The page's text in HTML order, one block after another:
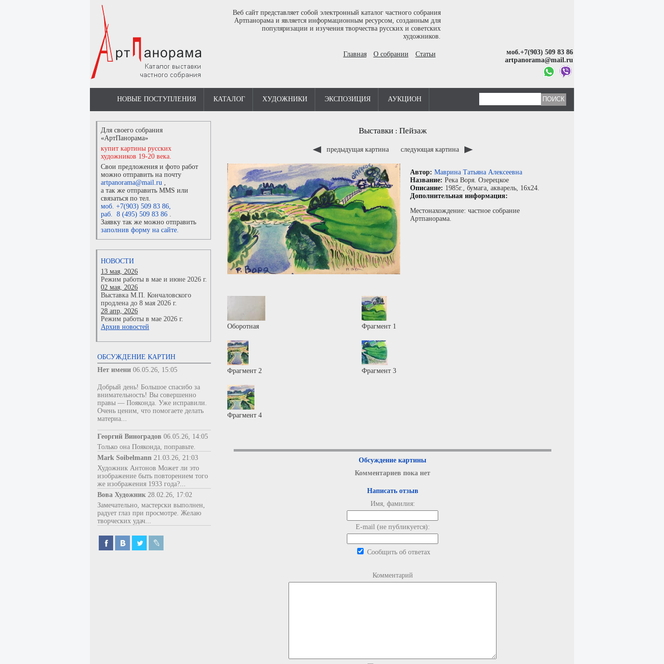
Веб сайт представляет собой электронный каталог частного собрания
Артпанорама и является информационным ресурсом, созданным для
популяризации и изучения творчества русских и советских
художников.
Главная О собрании Статьи
моб.+7(903) 509 83 86
artpanorama@mail.ru
НОВЫЕ ПОСТУПЛЕНИЯ КАТАЛОГ ХУДОЖНИКИ ЭКСПОЗИЦИЯ АУКЦИОН
Для своего собрания
«АртПанорама»
купит картины русских
художников 19-20 века.
Свои предложения и фото работ
можно отправить на почту
artpanorama@mail.ru ,
а так же отправить MMS или
связаться по тел.
моб. +7(903) 509 83 86,
раб. 8 (495) 509 83 86 .
Заявку так же можно отправить
заполнив форму на сайте.
НОВОСТИ
13 мая, 2026
Режим работы в мае и июне 2026 г.
02 мая, 2026
Выставка М.П. Кончаловского
продлена до 8 мая 2026 г.
28 апр, 2026
Режим работы в мае 2026 г.
Архив новостей
ОБСУЖДЕНИЕ КАРТИН
Нет имени 06.05.26, 15:05
Добрый день! Большое спасибо за
внимательность! Вы совершенно
правы — Пояконда. Уже исправили.
Очень ценим, что помогаете делать
материа...
Георгий Виноградов 06.05.26, 14:05
Только она Пояконда, поправьте.
Mark Soibelmann 21.03.26, 21:03
Художник Антонов Может ли это
изображение быть повторением того
же изображения 1933 года?...
Вова Художник 28.02.26, 17:02
Замечательно, мастерски выполнен,
радует глаз при просмотре. Желаю
творческих удач...
Выставки: Пейзаж
предыдущая картина следующая картина
Автор: Маврина Татьяна Алексеевна
Название: Река Воря. Озерецкое
Описание: 1985г., бумага, акварель, 16x24.
Дополнительная информация:
Местонахождение: частное собрание
Артпанорама.
Оборотная Фрагмент 1
Фрагмент 2 Фрагмент 3
Фрагмент 4
Обсуждение картины
Комментариев пока нет
Написать отзыв
Имя, фамилия:
E-mail (не публикуется):
Сообщить об ответах
Комментарий